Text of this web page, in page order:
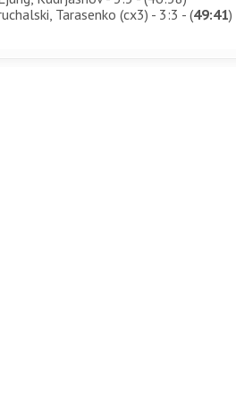
Tarasenko (сх3) - 3:3 - (49:41)